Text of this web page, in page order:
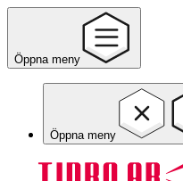
Öppna meny
Öppna meny